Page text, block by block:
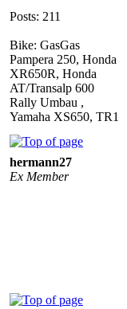
Posts: 211
Bike: GasGas
Pampera 250, Honda
XR650R, Honda
AT/Transalp 600
Rally Umbau ,
Yamaha XS650, TR1
hermann27
Ex Member